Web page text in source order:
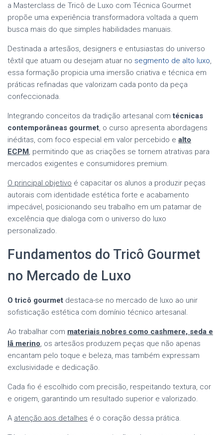
a Masterclass de Tricô de Luxo com Técnica Gourmet
propõe uma experiência transformadora voltada a quem
busca mais do que simples habilidades manuais.
Destinada a artesãos, designers e entusiastas do universo
têxtil que atuam ou desejam atuar no segmento de alto luxo,
essa formação propicia uma imersão criativa e técnica em
práticas refinadas que valorizam cada ponto da peça
confeccionada.
Integrando conceitos da tradição artesanal comtécnicas
contemporâneas gourmet, o curso apresenta abordagens
inéditas, com foco especial em valor percebido e alto
ECPM, permitindo que as criações se tornem atrativas para
mercados exigentes e consumidores premium.
O principal objetivo é capacitar os alunos a produzir peças
autorais com identidade estética forte e acabamento
impecável, posicionando seu trabalho em um patamar de
excelência que dialoga com o universo do luxo
personalizado.
Fundamentos do Tricô Gourmet
no Mercado de Luxo
O tricô gourmet destaca-se no mercado de luxo ao unir
sofisticação estética com domínio técnico artesanal.
Ao trabalhar com materiais nobres como cashmere, seda e
lã merino, os artesãos produzem peças que não apenas
encantam pelo toque e beleza, mas também expressam
exclusividade e dedicação.
Cada fio é escolhido com precisão, respeitando textura, cor
e origem, garantindo um resultado superior e valorizado.
A atenção aos detalhes é o coração dessa prática.